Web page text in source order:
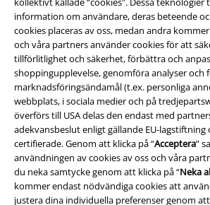
information om användare, deras beteende
cookies placeras av oss, medan andra
och våra partners använder cookies för att
tillförlitlighet och säkerhet, förbättra och
shoppingupplevelse, genomföra analyser och
marknadsföringsändamål (t.ex. personliga
webbplats, i sociala medier och på
överförs till USA delas den endast med
adekvansbeslut enligt gällande EU-lagstiftning
certifierade. Genom att klicka på “Acceptera”
användningen av cookies av oss och våra
du neka samtycke genom att klicka på “Neka
kommer endast nödvändiga cookies att
justera dina individuella preferenser genom att
Juridisk information/Villkor
Villkor
Om oss
Ladda ner villkoren
Avfallshantering och miljöskydd